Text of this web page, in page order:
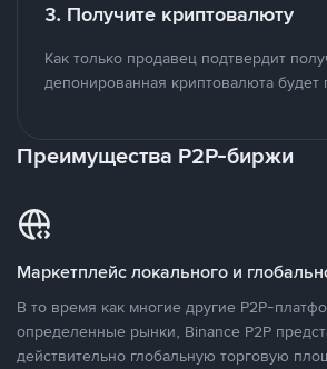
3. Получите криптовалюту
Как только продавец подтвердит
депонированная криптовалюта будет
Преимущества P2P-биржи
Маркетплейс локального и
В то время как многие другие P2P-
определенные рынки, Binance P2P
действительно глобальную торговую